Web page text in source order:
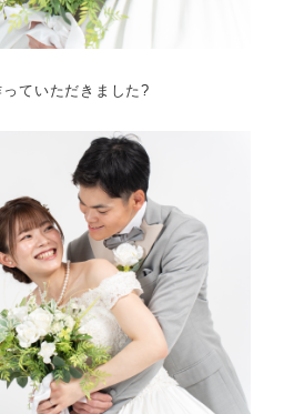
ていただきました?